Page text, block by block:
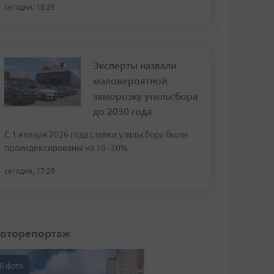
сегодня, 18:26
Эксперты назвали
маловероятной
заморозку утильсбора
до 2030 года
С 1 января 2026 года ставки утильсбора были
проиндексированы на 10–20%
сегодня, 17:28
фото